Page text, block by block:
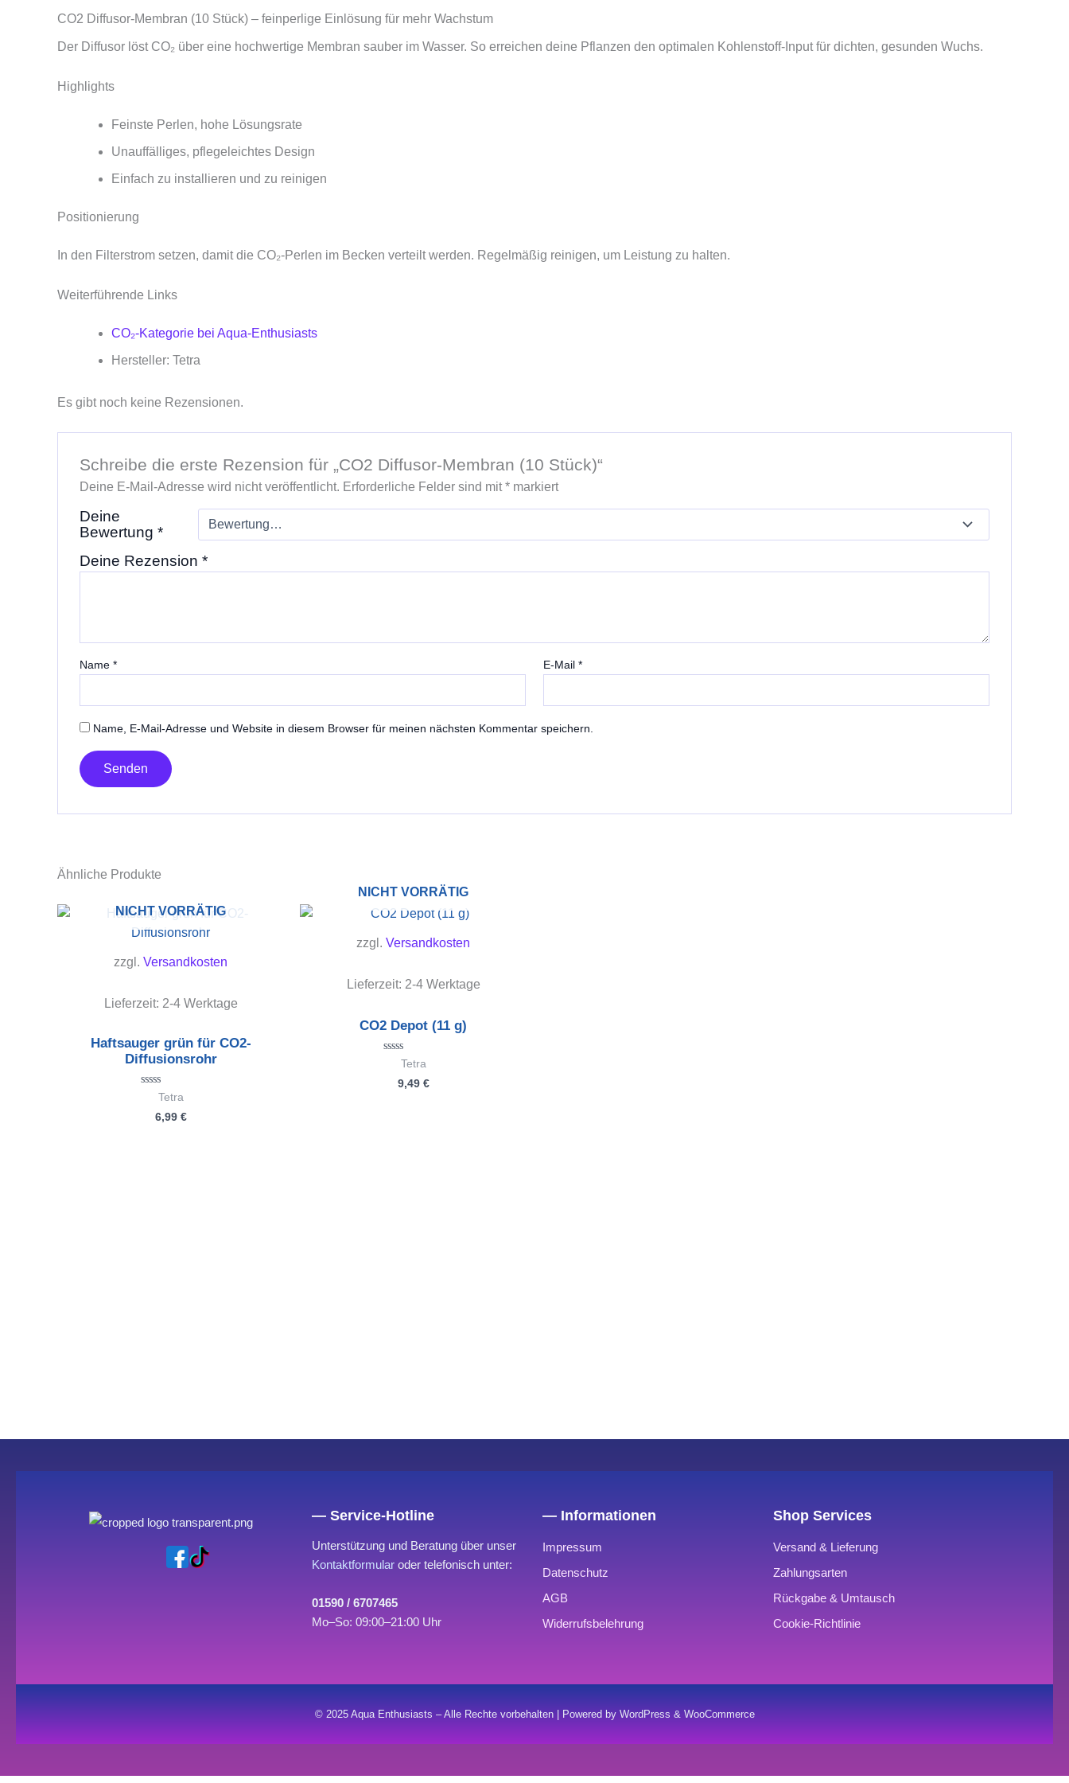
CO2 Diffusor-Membran (10 Stück) – feinperlige Einlösung für mehr Wachstum
Der Diffusor löst CO₂ über eine hochwertige Membran sauber im Wasser. So erreichen deine Pflanzen den optimalen Kohlenstoff‑Input für dichten, gesunden Wuchs.
Highlights
Feinste Perlen, hohe Lösungsrate
Unauffälliges, pflegeleichtes Design
Einfach zu installieren und zu reinigen
Positionierung
In den Filterstrom setzen, damit die CO₂‑Perlen im Becken verteilt werden. Regelmäßig reinigen, um Leistung zu halten.
Weiterführende Links
CO₂‑Kategorie bei Aqua‑Enthusiasts
Hersteller: Tetra
Es gibt noch keine Rezensionen.
Schreibe die erste Rezension für „CO2 Diffusor-Membran (10 Stück)“
Deine E-Mail-Adresse wird nicht veröffentlicht. Erforderliche Felder sind mit*markiert
Deine
Bewertung *
Deine Rezension *
Name * E-Mail*
Name, E-Mail-Adresse und Website in diesem Browser für meinen nächsten Kommentar speichern.
Ähnliche Produkte
NICHT VORRÄTIG
zzgl. Versandkosten
Lieferzeit: 2-4 Werktage
Haftsauger grün für CO2-
Diffusionsrohr
Bewertet
Tetra
6,99 €
NICHT VORRÄTIG
zzgl. Versandkosten
Lieferzeit: 2-4 Werktage
CO2 Depot (11 g)
Bewertet
Tetra
9,49 €
— Service-Hotline
Unterstützung und Beratung über unser
Kontaktformular oder telefonisch unter:
01590 / 6707465
Mo–So: 09:00–21:00 Uhr
— Informationen
Impressum
Datenschutz
AGB
Widerrufsbelehrung
Shop Services
Versand & Lieferung
Zahlungsarten
Rückgabe & Umtausch
Cookie-Richtlinie
© 2025 Aqua Enthusiasts – Alle Rechte vorbehalten | Powered by WordPress & WooCommerce